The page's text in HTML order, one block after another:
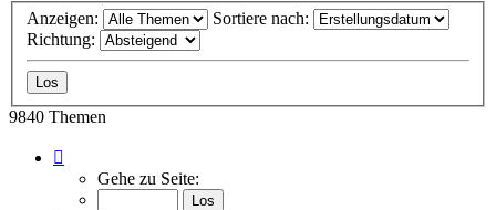
Anzeigen:
Sortiere nach:
Richtung:
9840 Themen
von
Gehe zu Seite: